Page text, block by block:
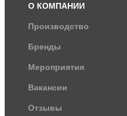
О КОМПАНИИ
Производство
Бренды
Мероприятия
Вакансии
Отзывы